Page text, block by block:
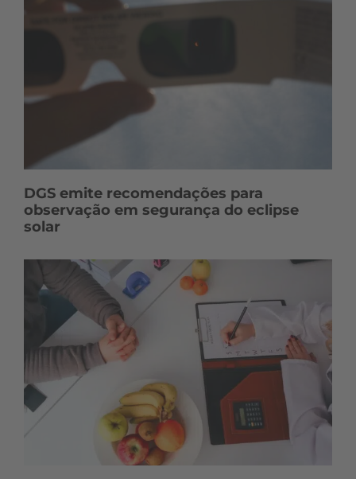
DGS emite recomendações para
observação em segurança do eclipse
solar